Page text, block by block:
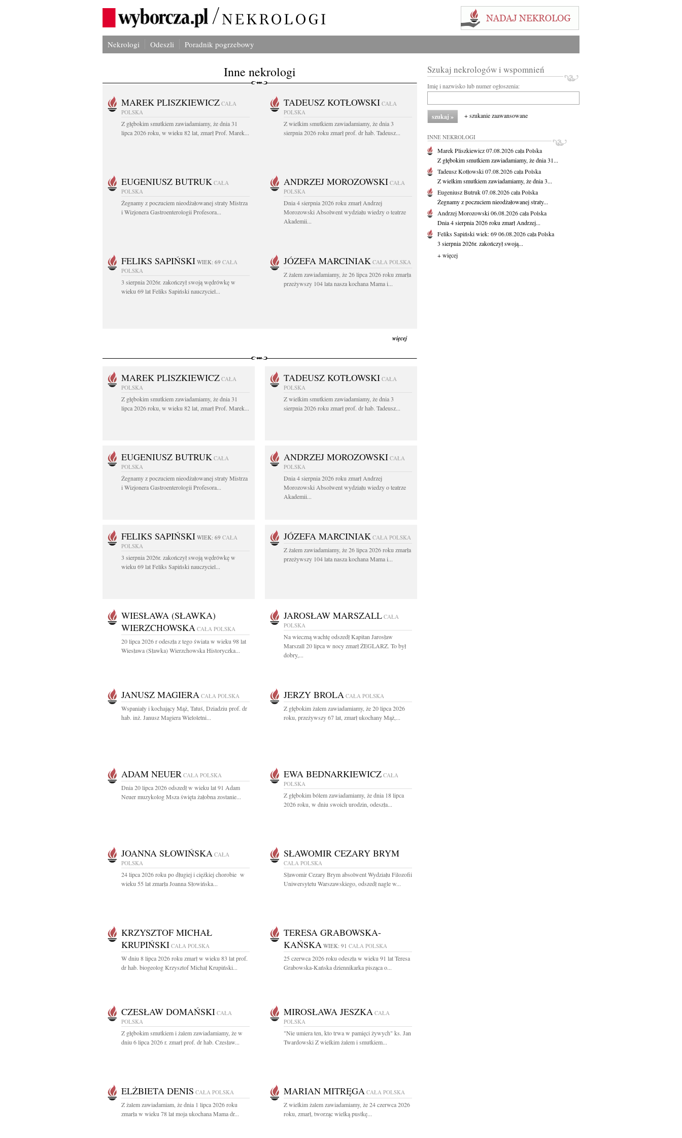
Nekrologi Odeszli Poradnik pogrzebowy
Inne nekrologi
MAREK PLISZKIEWICZ CAŁA
POLSKA
Z głębokim smutkiem zawiadamiamy, że dnia 31
lipca 2026 roku, w wieku 82 lat, zmarł Prof. Marek...
TADEUSZ KOTŁOWSKI CAŁA
POLSKA
Z wielkim smutkiem zawiadamiamy, że dnia 3
sierpnia 2026 roku zmarł prof. dr hab. Tadeusz...
EUGENIUSZ BUTRUK CAŁA
POLSKA
Żegnamy z poczuciem nieodżałowanej straty Mistrza
i Wizjonera Gastroenterologii Profesora...
ANDRZEJ MOROZOWSKI CAŁA
POLSKA
Dnia 4 sierpnia 2026 roku zmarł Andrzej
Morozowski Absolwent wydziału wiedzy o teatrze
Akademii...
FELIKS SAPIŃSKI WIEK: 69 CAŁA
POLSKA
3 sierpnia 2026r. zakończył swoją wędrówkę w
wieku 69 lat Feliks Sapiński nauczyciel...
JÓZEFA MARCINIAK CAŁA POLSKA
Z żalem zawiadamiamy, że 26 lipca 2026 roku zmarła
przeżywszy 104 lata nasza kochana Mama i...
więcej
MAREK PLISZKIEWICZ CAŁA
POLSKA
Z głębokim smutkiem zawiadamiamy, że dnia 31
lipca 2026 roku, w wieku 82 lat, zmarł Prof. Marek...
TADEUSZ KOTŁOWSKI CAŁA
POLSKA
Z wielkim smutkiem zawiadamiamy, że dnia 3
sierpnia 2026 roku zmarł prof. dr hab. Tadeusz...
EUGENIUSZ BUTRUK CAŁA
POLSKA
Żegnamy z poczuciem nieodżałowanej straty Mistrza
i Wizjonera Gastroenterologii Profesora...
ANDRZEJ MOROZOWSKI CAŁA
POLSKA
Dnia 4 sierpnia 2026 roku zmarł Andrzej
Morozowski Absolwent wydziału wiedzy o teatrze
Akademii...
FELIKS SAPIŃSKI WIEK: 69 CAŁA
POLSKA
3 sierpnia 2026r. zakończył swoją wędrówkę w
wieku 69 lat Feliks Sapiński nauczyciel...
JÓZEFA MARCINIAK CAŁA POLSKA
Z żalem zawiadamiamy, że 26 lipca 2026 roku zmarła
przeżywszy 104 lata nasza kochana Mama i...
WIESŁAWA (SŁAWKA)
WIERZCHOWSKA CAŁA POLSKA
20 lipca 2026 r odeszła z tego świata w wieku 98 lat
Wiesława (Sławka) Wierzchowska Historyczka...
JAROSŁAW MARSZALL CAŁA
POLSKA
Na wieczną wachtę odszedł Kapitan Jarosław
Marszall 20 lipca w nocy zmarł ŻEGLARZ. To był
dobry,...
JANUSZ MAGIERA CAŁA POLSKA
Wspaniały i kochający Mąż, Tatuś, Dziadziu prof. dr
hab. inż. Janusz Magiera Wieloletni...
JERZY BROLA CAŁA POLSKA
Z głębokim żalem zawiadamiamy, że 20 lipca 2026
roku, przeżywszy 67 lat, zmarł ukochany Mąż,...
ADAM NEUER CAŁA POLSKA
Dnia 20 lipca 2026 odszedł w wieku lat 91 Adam
Neuer muzykolog Msza święta żałobna zostanie...
EWA BEDNARKIEWICZ CAŁA
POLSKA
Z głębokim bólem zawiadamiamy, że dnia 18 lipca
2026 roku, w dniu swoich urodzin, odeszła...
JOANNA SŁOWIŃSKA CAŁA
POLSKA
24 lipca 2026 roku po długiej i ciężkiej chorobie w
wieku 55 lat zmarła Joanna Słowińska...
SŁAWOMIR CEZARY BRYM
CAŁA POLSKA
Sławomir Cezary Brym absolwent Wydziału Filozofii
Uniwersytetu Warszawskiego, odszedł nagle w...
KRZYSZTOF MICHAŁ
KRUPIŃSKI CAŁA POLSKA
W dniu 8 lipca 2026 roku zmarł w wieku 83 lat prof.
dr hab. biogeolog Krzysztof Michał Krupiński...
TERESA GRABOWSKA-
KAŃSKA WIEK: 91 CAŁA POLSKA
25 czerwca 2026 roku odeszła w wieku 91 lat Teresa
Grabowska-Kańska dziennikarka pisząca o...
CZESŁAW DOMAŃSKI CAŁA
POLSKA
Z głębokim smutkiem i żalem zawiadamiamy, że w
dniu 6 lipca 2026 r. zmarł prof. dr hab. Czesław...
MIROSŁAWA JESZKA CAŁA
POLSKA
"Nie umiera ten, kto trwa w pamięci żywych" ks. Jan
Twardowski Z wielkim żalem i smutkiem...
ELŻBIETA DENIS CAŁA POLSKA
Z żalem zawiadamiam, że dnia 1 lipca 2026 roku
zmarła w wieku 78 lat moja ukochana Mama dr...
MARIAN MITRĘGA CAŁA POLSKA
Z wielkim żalem zawiadamiamy, że 24 czerwca 2026
roku, zmarł, tworząc wielką pustkę...
Szukaj nekrologów i wspomnień
Imię i nazwisko lub numer ogłoszenia:
+ szukanie zaawansowane
INNE NEKROLOGI
Marek Pliszkiewicz07.08.2026cała Polska
Z głębokim smutkiem zawiadamiamy, że dnia 31...
Tadeusz Kotłowski07.08.2026cała Polska
Z wielkim smutkiem zawiadamiamy, że dnia 3...
Eugeniusz Butruk07.08.2026cała Polska
Żegnamy z poczuciem nieodżałowanej straty...
Andrzej Morozowski06.08.2026cała Polska
Dnia 4 sierpnia 2026 roku zmarł Andrzej...
Feliks Sapińskiwiek: 6906.08.2026cała Polska
3 sierpnia 2026r. zakończył swoją...
+ więcej